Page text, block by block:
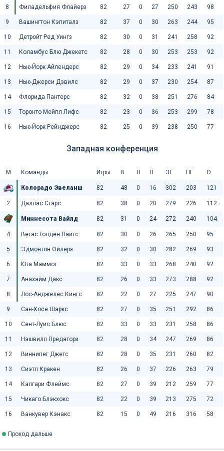
8 Филадельфия Флайерз 82 27 0 27 250 243 98
9 Вашингтон Кэпиталз 82 37 0 30 263 244 95
10 Детройт Ред Уингз 82 30 0 31 241 258 92
11 Коламбус Блю Джекетс 82 28 0 30 253 253 92
12 Нью-Йорк Айлендерс 82 29 0 34 233 241 91
13 Нью-Джерси Дэвилс 82 29 0 37 230 254 87
14 Флорида Пантерс 82 32 0 38 251 276 84
15 Торонто Мейпл Лифс 82 23 0 36 253 299 78
16 Нью-Йорк Рейнджерс 82 25 0 39 238 250 77
Западная конференция
М Команды Игры В Н П ЗГ ПГ О
Колорадо Эвеланш 82 48 0 16 302 203 121
2 Даллас Старс 82 38 0 20 279 226 112
Миннесота Вайлд 82 31 0 24 272 240 104
4 Вегас Голден Найтс 82 30 0 26 265 250 95
5 Эдмонтон Ойлерз 82 32 0 30 282 269 93
6 Юта Маммот 82 33 0 33 268 240 92
7 Анахайм Дакс 82 26 0 33 273 288 92
8 Лос-Анджелес Кингс 82 22 0 27 225 247 90
9 Сан-Хосе Шаркс 82 27 0 35 251 292 86
10 Сент-Луис Блюс 82 33 0 33 231 258 86
11 Нэшвилл Предаторз 82 28 0 34 247 269 86
12 Виннипег Джетс 82 28 0 35 231 260 82
13 Сиэтл Кракен 82 26 0 37 226 263 79
14 Калгари Флеймс 82 27 0 39 212 259 77
15 Чикаго Блэкхокс 82 22 0 39 213 275 72
16 Ванкувер Кэнакс 82 15 0 49 216 316 58
Проход дальше